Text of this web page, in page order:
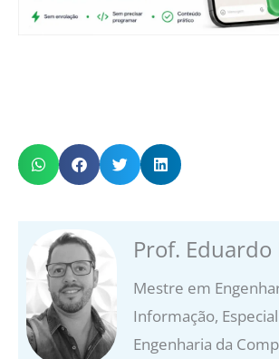
Prof. Eduardo
Mestre em
Informação,
Engenharia da